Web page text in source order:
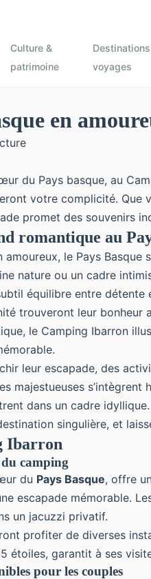
Culture &
patrimoine
voyages
en
du Pays basque, au
votre complicité. Que
promet des souvenirs
romantique au
le Pays
nature ou un cadre
équilibre entre détente
trouveront leur
le Camping Ibarron
leur escapade, des
majestueuses
dans un cadre idyllique.
singulière, et
Ibarron
du camping
du Pays Basque, offre
escapade mémorable.
un jacuzzi privatif.
profiter de diverses
étoiles, garantit à ses
pour les couples